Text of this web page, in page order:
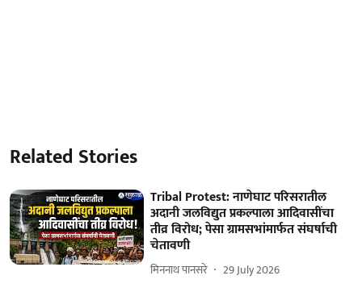
Related Stories
Tribal Protest: नाणेघाट परिसरातील
अदानी जलविद्युत प्रकल्पाला आदिवासींचा
तीव्र विरोध; पेसा ग्रामसभांमार्फत संघर्षाची
चेतावणी
मिननाथ पानसरे 29 July 2026